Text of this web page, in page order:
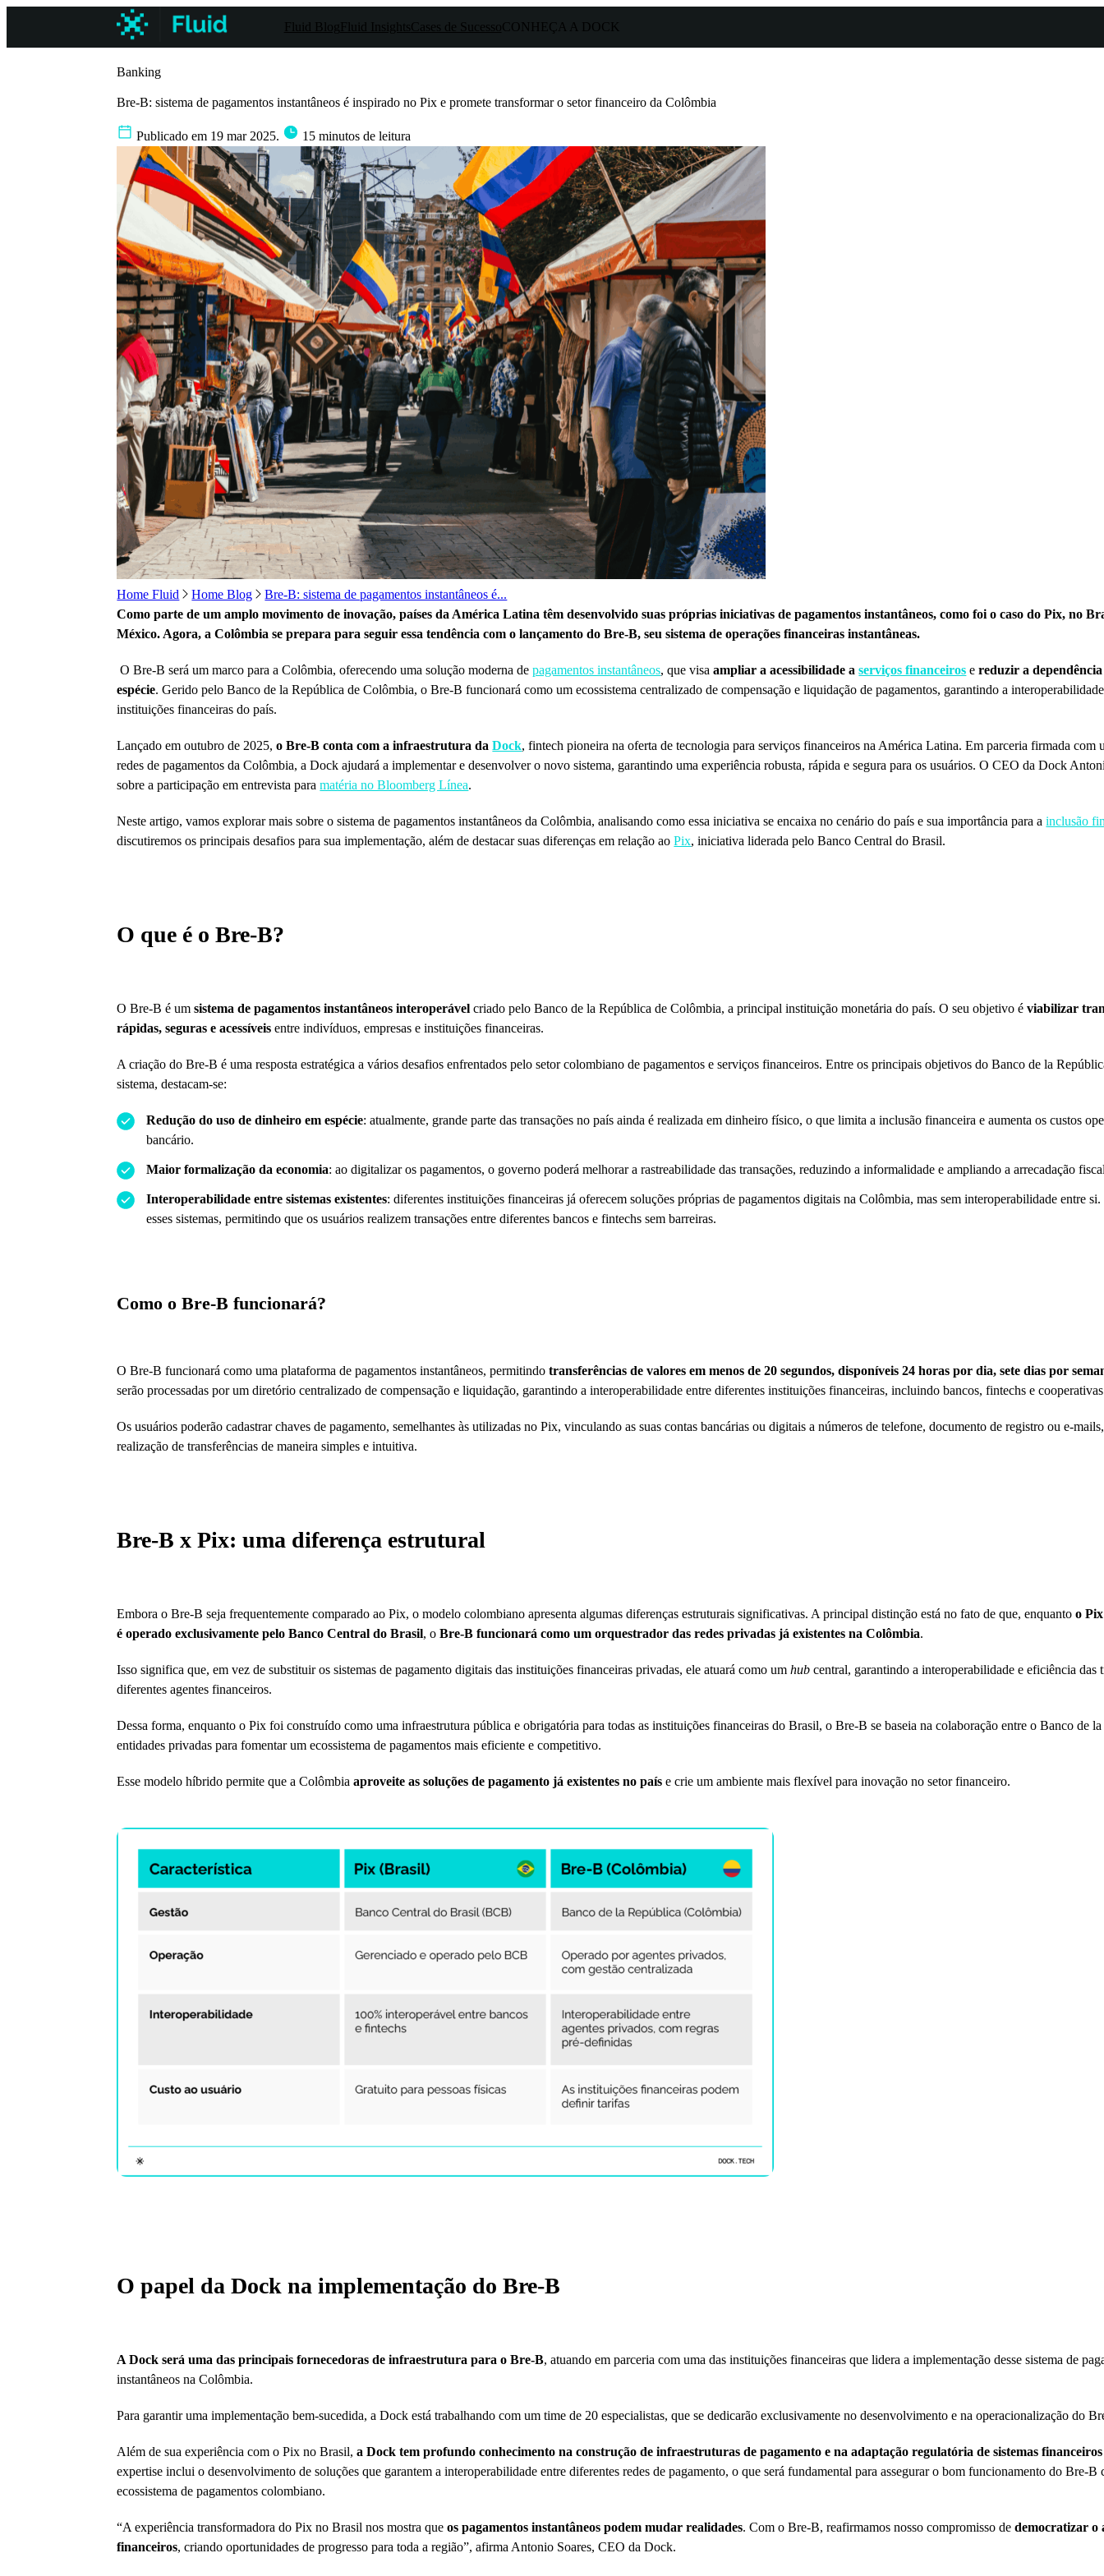
Fluid Blog Fluid InsightsCases de SucessoCONHEÇA A DOCK
Banking
Bre-B: sistema de pagamentos instantâneos é inspirado no Pix e promete transformar o setor financeiro da Colômbia
Publicado em 19 mar 2025. 15 minutos de leitura
Home Fluid Home Blog
Bre-B: sistema de pagamentos instantâneos é...
Como parte de um amplo movimento de inovação, países da América Latina têm desenvolvido suas próprias iniciativas de pagamentos instantâneos, como foi o caso do Pix, no
México. Agora, a Colômbia se prepara para seguir essa tendência com o lançamento do Bre-B, seu sistema de operações financeiras instantâneas.
O Bre-B será um marco para a Colômbia, oferecendo uma solução moderna depagamentos instantâneos, que visaampliar a acessibilidade aserviços financeiros ereduzir a
espécie. Gerido pelo Banco de la República de Colômbia, o Bre-B funcionará como um ecossistema centralizado de compensação e liquidação de pagamentos, garantindo a
instituições financeiras do país.
Lançado em outubro de 2025,o Bre-B conta com a infraestrutura daDock, fintech pioneira na oferta de tecnologia para serviços financeiros na América Latina. Em parceria firmada com
redes de pagamentos da Colômbia, a Dock ajudará a implementar e desenvolver o novo sistema, garantindo uma experiência robusta, rápida e segura para os usuários. O CEO da Dock
sobre a participação em entrevista paramatéria no Bloomberg Línea.
Neste artigo, vamos explorar mais sobre o sistema de pagamentos instantâneos da Colômbia, analisando como essa iniciativa se encaixa no cenário do país e sua importância para ainclusão
discutiremos os principais desafios para sua implementação, além de destacar suas diferenças em relação aoPix, iniciativa liderada pelo Banco Central do Brasil.
O que é o Bre-B?
O Bre-B é umsistema de pagamentos instantâneos interoperável criado pelo Banco de la República de Colômbia, a principal instituição monetária do país. O seu objetivo éviabilizar
rápidas, seguras e acessíveis entre indivíduos, empresas e instituições financeiras.
A criação do Bre-B é uma resposta estratégica a vários desafios enfrentados pelo setor colombiano de pagamentos e serviços financeiros. Entre os principais objetivos do Banco de la
sistema, destacam-se:
Redução do uso de dinheiro em espécie: atualmente, grande parte das transações no país ainda é realizada em dinheiro físico, o que limita a inclusão financeira e aumenta os custos
bancário.
Maior formalização da economia: ao digitalizar os pagamentos, o governo poderá melhorar a rastreabilidade das transações, reduzindo a informalidade e ampliando a arrecadação
Interoperabilidade entre sistemas existentes: diferentes instituições financeiras já oferecem soluções próprias de pagamentos digitais na Colômbia, mas sem interoperabilidade entre
esses sistemas, permitindo que os usuários realizem transações entre diferentes bancos e fintechs sem barreiras.
Como o Bre-B funcionará?
O Bre-B funcionará como uma plataforma de pagamentos instantâneos, permitindotransferências de valores em menos de 20 segundos, disponíveis 24 horas por dia, sete dias por
serão processadas por um diretório centralizado de compensação e liquidação, garantindo a interoperabilidade entre diferentes instituições financeiras, incluindo bancos, fintechs e
Os usuários poderão cadastrar chaves de pagamento, semelhantes às utilizadas no Pix, vinculando as suas contas bancárias ou digitais a números de telefone, documento de registro ou e-
realização de transferências de maneira simples e intuitiva.
Bre-B x Pix: uma diferença estrutural
Embora o Bre-B seja frequentemente comparado ao Pix, o modelo colombiano apresenta algumas diferenças estruturais significativas. A principal distinção está no fato de que, enquantoo
é operado exclusivamente pelo Banco Central do Brasil, o Bre-B funcionará como um orquestrador das redes privadas já existentes na Colômbia.
Isso significa que, em vez de substituir os sistemas de pagamento digitais das instituições financeiras privadas, ele atuará como umhub central, garantindo a interoperabilidade e eficiência das
diferentes agentes financeiros.
Dessa forma, enquanto o Pix foi construído como uma infraestrutura pública e obrigatória para todas as instituições financeiras do Brasil, o Bre-B se baseia na colaboração entre o Banco de
entidades privadas para fomentar um ecossistema de pagamentos mais eficiente e competitivo.
Esse modelo híbrido permite que a Colômbiaaproveite as soluções de pagamento já existentes no país e crie um ambiente mais flexível para inovação no setor financeiro.
O papel da Dock na implementação do Bre-B
A Dock será uma das principais fornecedoras de infraestrutura para o Bre-B, atuando em parceria com uma das instituições financeiras que lidera a implementação desse sistema de
instantâneos na Colômbia.
Para garantir uma implementação bem-sucedida, a Dock está trabalhando com um time de 20 especialistas, que se dedicarão exclusivamente no desenvolvimento e na operacionalização do
Além de sua experiência com o Pix no Brasil,a Dock tem profundo conhecimento na construção de infraestruturas de pagamento e na adaptação regulatória de sistemas
expertise inclui o desenvolvimento de soluções que garantem a interoperabilidade entre diferentes redes de pagamento, o que será fundamental para assegurar o bom funcionamento do Bre-B
ecossistema de pagamentos colombiano.
“A experiência transformadora do Pix no Brasil nos mostra queos pagamentos instantâneos podem mudar realidades. Com o Bre-B, reafirmamos nosso compromisso dedemocratizar o
financeiros, criando oportunidades de progresso para toda a região”, afirma Antonio Soares, CEO da Dock.